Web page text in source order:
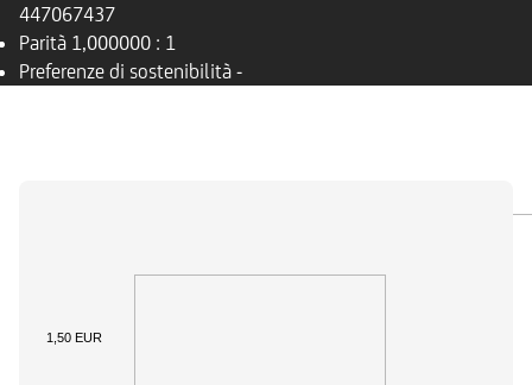
447067437
Parità 1,000000 : 1
Preferenze di sostenibilità -
1,50 EUR